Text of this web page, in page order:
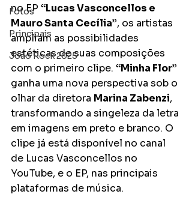
Fotos
Principais
João Rock 2025
no EP “Lucas Vasconcellos e
Mauro Santa Cecília”, os artistas
ampliam as possibilidades
estéticas de suas composições
com o primeiro clipe. “Minha Flor”
ganha uma nova perspectiva sob o
olhar da diretora Marina Zabenzi,
transformando a singeleza da letra
em imagens em preto e branco. O
clipe já está disponível no canal
de Lucas Vasconcellos no
YouTube, e o EP, nas principais
plataformas de música.